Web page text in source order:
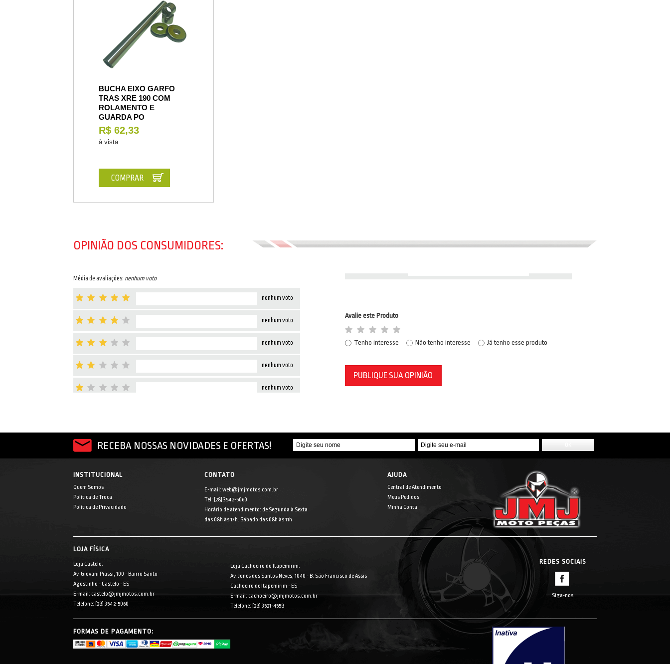
BUCHA EIXO GARFO
TRAS XRE 190 COM
ROLAMENTO E
GUARDA PO
R$ 62,33
à vista
COMPRAR
OPINIÃO DOS CONSUMIDORES:
Média de avaliações: nenhum voto
nenhum voto
nenhum voto
nenhum voto
nenhum voto
nenhum voto
Avalie este Produto
Tenho interesse Não tenho interesse Já tenho esse produto
PUBLIQUE SUA OPINIÃO
RECEBA NOSSAS NOVIDADES E OFERTAS!
INSTITUCIONAL
Quem Somos
Política de Troca
Política de Privacidade
CONTATO
E-mail: web@jmjmotos.com.br
Tel: [28] 3542-5060
Horário de atendimento: de Segunda à Sexta
das 08h às 17h. Sábado das 08h às 11h
AJUDA
Central de Atendimento
Meus Pedidos
Minha Conta
LOJA FÍSICA
Loja Castelo:
Av. Giovani Piassi, 100 - Bairro Santo
Agostinho - Castelo - ES
E-mail: castelo@jmjmotos.com.br
Telefone: [28] 3542-5060
Loja Cachoeiro do Itapemirim:
Av. Jones dos Santos Neves, 1040 - B. São Francisco de Assis
Cachoeiro de Itapemirim - ES
E-mail: cachoeiro@jmjmotos.com.br
Telefone: [28] 3521-4558
REDES SOCIAIS
Siga-nos
FORMAS DE PAGAMENTO: